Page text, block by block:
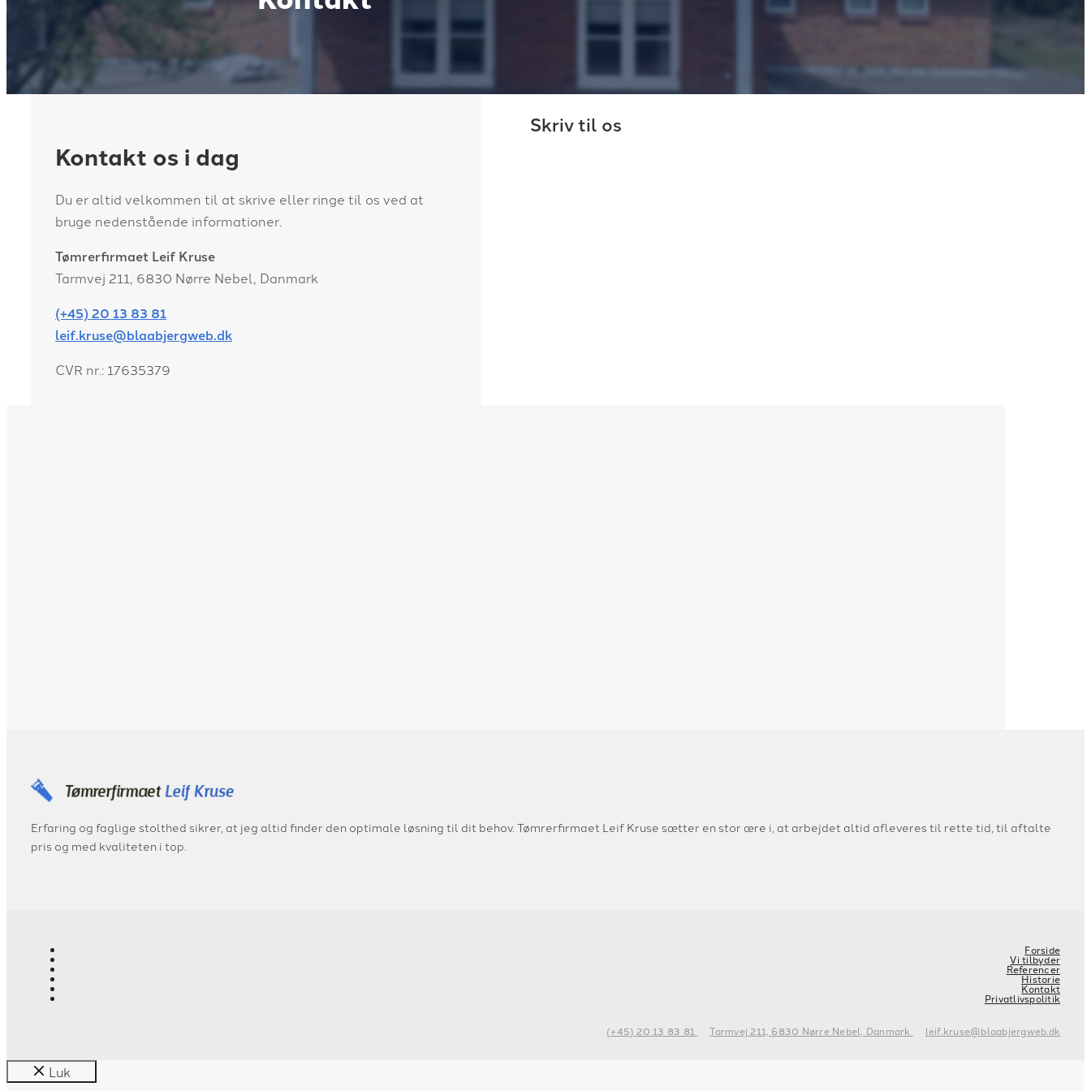
Kontakt os i dag
Du er altid velkommen til at skrive eller ringe til os ved at
bruge nedenstående informationer.
Tømrerfirmaet Leif Kruse
Tarmvej 211, 6830 Nørre Nebel, Danmark
(+45) 20 13 83 81
leif.kruse@blaabjergweb.dk
CVR nr.: 17635379
Skriv til os
Erfaring og faglige stolthed sikrer, at jeg altid finder den optimale løsning til dit behov. Tømrerfirmaet Leif Kruse sætter en stor ære i, at arbejdet altid afleveres til rette tid, til aftalte
pris og med kvaliteten i top.
Forside
Vi tilbyder
Referencer
Historie
Kontakt
Privatlivspolitik
(+45) 20 13 83 81 Tarmvej 211, 6830 Nørre Nebel, Danmark leif.kruse@blaabjergweb.dk
Luk